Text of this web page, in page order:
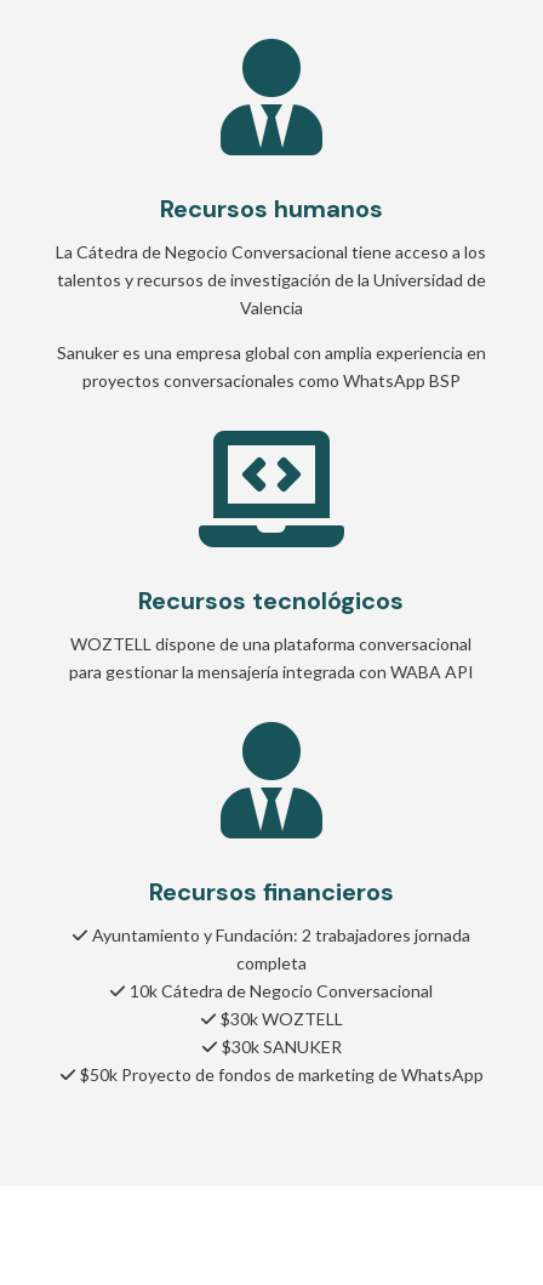

Recursos humanos
La Cátedra de Negocio Conversacional tiene acceso a los
talentos y recursos de investigación de la Universidad de
Valencia
Sanuker es una empresa global con amplia experiencia en
proyectos conversacionales como WhatsApp BSP

Recursos tecnológicos
WOZTELL dispone de una plataforma conversacional
para gestionar la mensajería integrada con WABA API

Recursos financieros
Ayuntamiento y Fundación: 2 trabajadores jornada
completa
10k Cátedra de Negocio Conversacional
$30k WOZTELL
$30k SANUKER
$50k Proyecto de fondos de marketing de WhatsApp